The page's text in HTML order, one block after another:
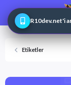
Etiketler
R10dev.net'i